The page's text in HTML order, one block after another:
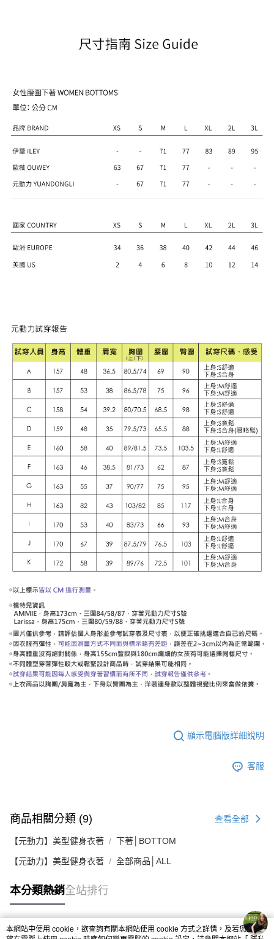
顯示電腦版詳細說明
客服
商品相關分類 (9) 查看全部
【元動力】美型健身衣著 下著│BOTTOM
【元動力】美型健身衣著 全部商品│ALL
本分類熱銷全站排行
本網站中使用 cookie，欲查詢有關本網站使用 cookie 方式之詳情，及若您不希